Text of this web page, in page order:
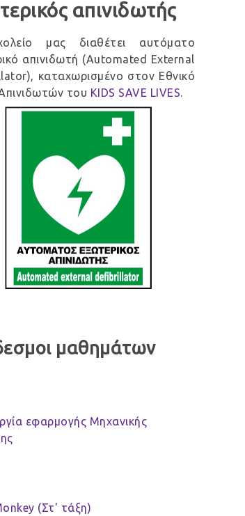
απινιδωτής
μας διαθέτει αυτόματο
απινιδωτή (Automated External
καταχωρισμένο στον Εθνικό
του KIDS SAVE LIVES.
μαθημάτων
εφαρμογής Μηχανικής
(Στ' τάξη)